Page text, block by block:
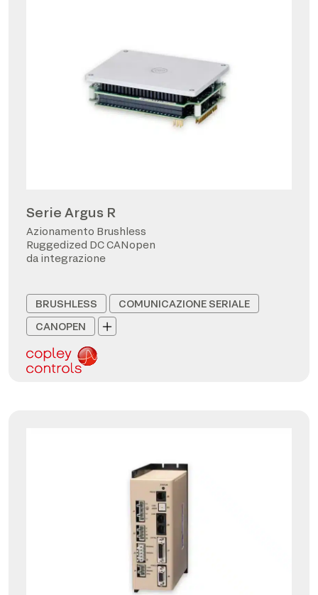
Serie Argus R
Azionamento Brushless
Ruggedized DC CANopen
da integrazione
BRUSHLESS
COMUNICAZIONE SERIALE
CANOPEN